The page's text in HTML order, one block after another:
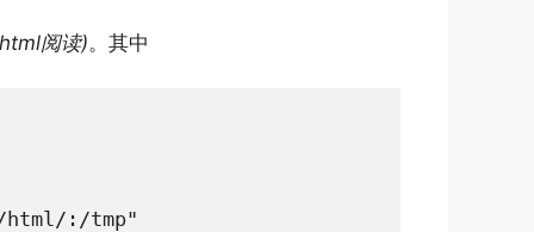
阅读)。其中
:/tmp"